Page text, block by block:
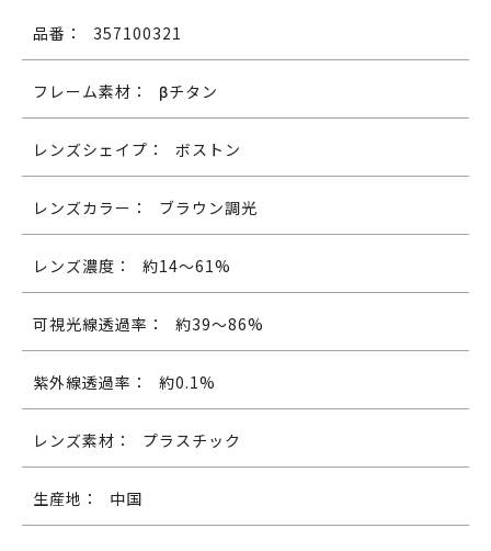
品番： 357100321
フレーム素材： βチタン
レンズシェイプ： ボストン
レンズカラー： ブラウン調光
レンズ濃度： 約14〜61%
可視光線透過率： 約39～86%
紫外線透過率： 約0.1%
レンズ素材： プラスチック
生産地： 中国